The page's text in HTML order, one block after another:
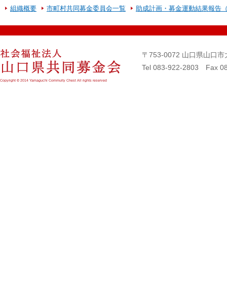
組織概要 市町村共同募金委員会一覧 助成計画・募金運動結果報告
〒753-0072 山口県山口
Tel 083-922-2803 Fax
Copyright © 2014 Yamaguchi Commuity Chest All rights reserved